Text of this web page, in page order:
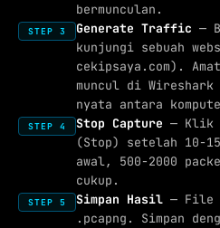
bermunculan.
STEP 3 Generate Traffic —
kunjungi sebuah
cekipsaya.com).
muncul di
nyata antara
STEP 4 Stop Capture — Klik
(Stop) setelah 10-
awal, 500-2000
cukup.
STEP 5 Simpan Hasil — File
.pcapng. Simpan